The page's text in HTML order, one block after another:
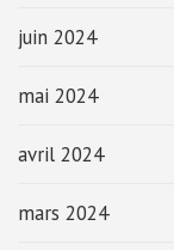
juin 2024
mai 2024
avril 2024
mars 2024